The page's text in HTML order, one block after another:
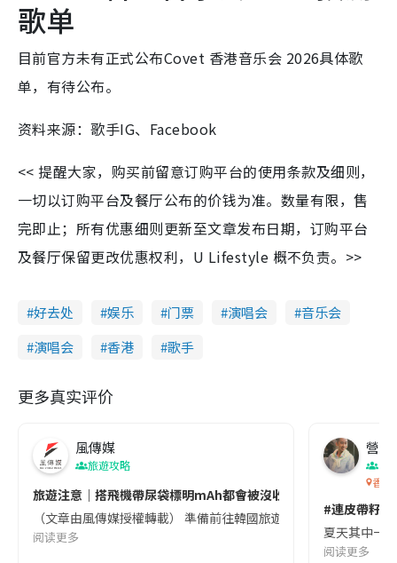
歌单
目前官方未有正式公布Covet 香港音乐会 2026具体歌
单，有待公布。
资料来源：歌手IG、Facebook
<< 提醒大家，购买前留意订购平台的使用条款及细则，
一切以订购平台及餐厅公布的价钱为准。数量有限，售
完即止；所有优惠细则更新至文章发布日期，订购平台
及餐厅保留更改优惠权利，U Lifestyle 概不负责。>>
好去处 娱乐 门票 演唱会
音乐会
演唱会
香港 歌手
更多真实评价
風傳媒
旅遊攻略
旅遊注意｜搭飛機帶尿袋標明mAh都會被沒收😱出發前切記檢查
（文章由風傳媒授權轉載） 準備前往韓國旅遊的民眾，近期要
阅读更多
營養
香港
#連皮帶籽
夏天其中一
阅读更多